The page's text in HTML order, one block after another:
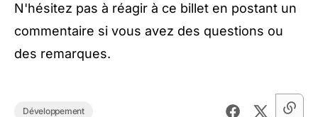
N'hésitez pas à réagir à ce billet en postant un
commentaire si vous avez des questions ou
des remarques.
Développement